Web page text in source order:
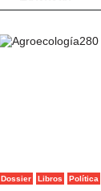
Dossier Libros Política